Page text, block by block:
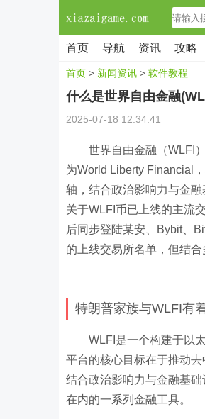
首页 导航 资讯 攻略
首页 > 新闻资讯 > 软件教程
什么是世界自由金融
2025-07-18 12:34:41
世界自由金融（WLFI
为World Liberty Financial
轴，结合政治影响力与金
关于WLFI币已上线的主流
后同步登陆某安、Bybit、
的上线交易所名单，但结
特朗普家族与WLFI有
WLFI是一个构建于以
平台的核心目标在于推动
结合政治影响力与金融基
在内的一系列金融工具。